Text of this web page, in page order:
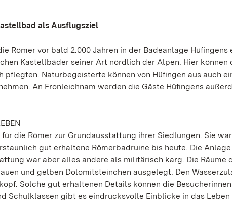
als Ausflugsziel
Römer vor bald 2.000 Jahren in der Badeanlage Hüfingens
Kastellbäder seiner Art nördlich der Alpen. Hier können
pflegten. Naturbegeisterte können von Hüfingen aus auch
An Fronleichnam werden die Gäste Hüfingens
die Römer zur Grundausstattung ihrer Siedlungen. Sie
gut erhaltene Römerbadruine bis heute. Die
war aber alles andere als militärisch karg. Die Räume
und gelben Dolomitsteinchen ausgelegt. Den
Solche gut erhaltenen Details können die
Schulklassen gibt es eindrucksvolle Einblicke in das Leben